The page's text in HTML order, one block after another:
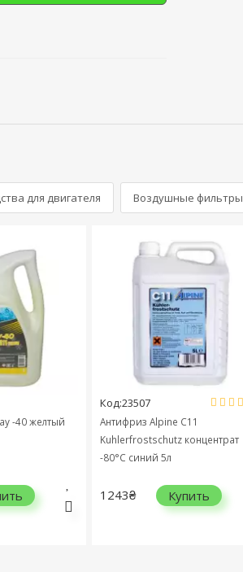
для двигателя Воздушные фильтры
-40 желтый
Код:23507
Антифриз Alpine C11
Kuhlerfrostschutz концентрат
-80°C синий 5л
1243₴ Купить